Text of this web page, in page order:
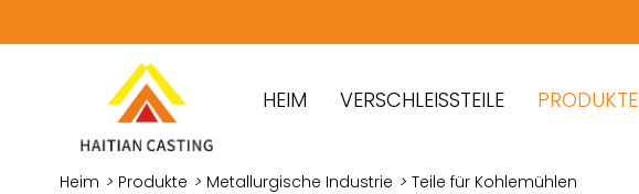
HEIM VERSCHLEISSTEILE PRODUKTE
Heim > Produkte > Metallurgische Industrie > Teile für Kohlemühlen